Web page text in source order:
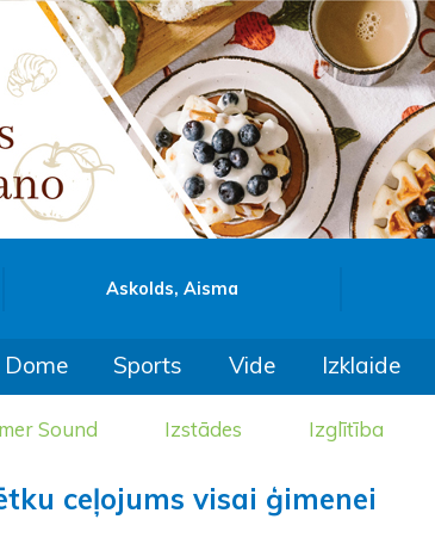
Askolds, Aisma
Dome Sports Vide Izklaide
Sound Izstādes Izglītība
ceļojums visai ģimenei